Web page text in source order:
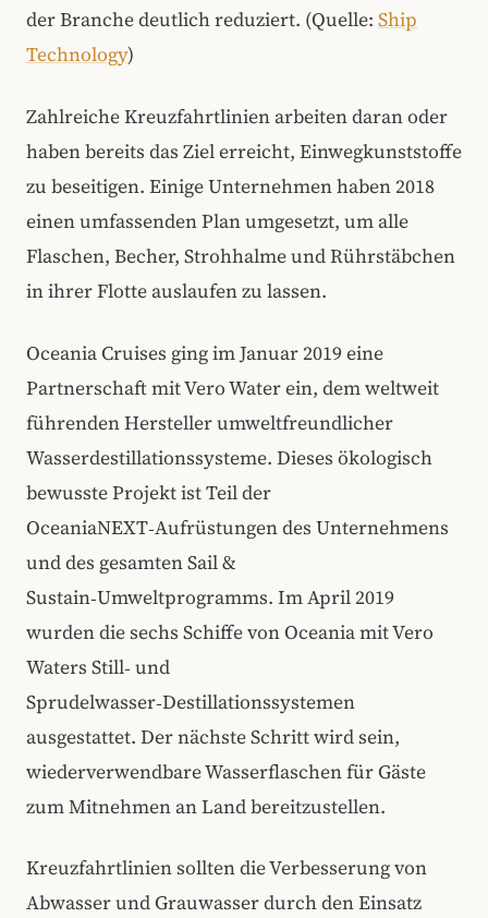
der Branche deutlich reduziert. (Quelle: Ship
Technology)
Zahlreiche Kreuzfahrtlinien arbeiten daran oder
haben bereits das Ziel erreicht, Einwegkunststoffe
zu beseitigen. Einige Unternehmen haben 2018
einen umfassenden Plan umgesetzt, um alle
Flaschen, Becher, Strohhalme und Rührstäbchen
in ihrer Flotte auslaufen zu lassen.
Oceania Cruises ging im Januar 2019 eine
Partnerschaft mit Vero Water ein, dem weltweit
führenden Hersteller umweltfreundlicher
Wasserdestillationssysteme. Dieses ökologisch
bewusste Projekt ist Teil der
OceaniaNEXT‑Aufrüstungen des Unternehmens
und des gesamten Sail &
Sustain‑Umweltprogramms. Im April 2019
wurden die sechs Schiffe von Oceania mit Vero
Waters Still‑ und
Sprudelwasser‑Destillationssystemen
ausgestattet. Der nächste Schritt wird sein,
wiederverwendbare Wasserflaschen für Gäste
zum Mitnehmen an Land bereitzustellen.
Kreuzfahrtlinien sollten die Verbesserung von
Abwasser und Grauwasser durch den Einsatz